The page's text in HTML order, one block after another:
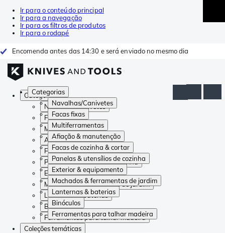
Ir para o conteúdo principal
Ir para a navegação
Ir para os filtros de produtos
Ir para o rodapé
Encomenda antes das 14:30 e será enviado no mesmo dia
Categorias
Navalhas/Canivetes
Facas fixas
Multiferramentas
Afiação & manutenção
Facas de cozinha & cortar
Panelas & utensílios de cozinha
Exterior & equipamento
Machados & ferramentas de jardim
Lanternas & baterias
Binóculos
Ferramentas para talhar madeira
Categorias
Navalhas/Canivetes
Facas fixas
Multiferramentas
Afiação & manutenção
Facas de cozinha & cortar
Panelas & utensílios de cozinha
Exterior & equipamento
Machados & ferramentas de jardim
Lanternas & baterias
Binóculos
Ferramentas para talhar madeira
Coleções temáticas